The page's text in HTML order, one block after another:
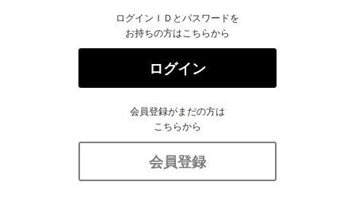
ログインＩＤとパスワードを
お持ちの方はこちらから
ログイン
会員登録がまだの方は
こちらから
会員登録